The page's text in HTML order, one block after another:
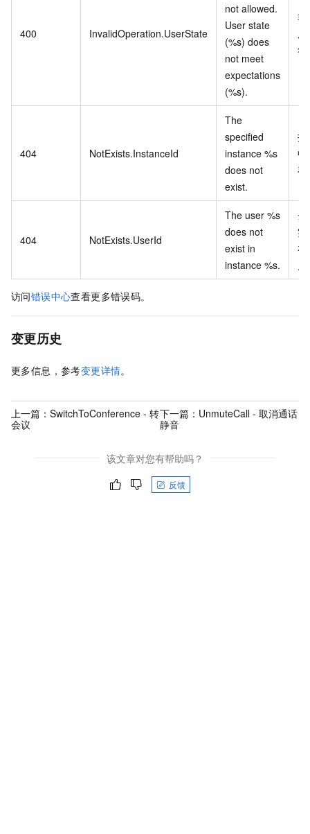
400 InvalidOperation.UserState
not allowed.
User state
(%s) does
not meet
expectations
(%s).
非
符
404 NotExists.InstanceId
The
specified
instance %s
does not
exist.
指
中
存
404 NotExists.UserId
The user %s
does not
exist in
instance %s.
云
在
访问错误中心查看更多错误码。
变更历史
更多信息，参考变更详情。
上一篇： SwitchToConference - 转
会议
下一篇： UnmuteCall - 取消通话
静音
该文章对您有帮助吗？
反馈